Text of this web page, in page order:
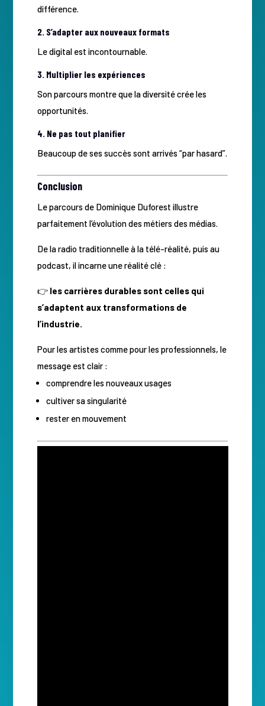
différence.
2. S’adapter aux nouveaux formats
Le digital est incontournable.
3. Multiplier les expériences
Son parcours montre que la diversité crée les
opportunités.
4. Ne pas tout planifier
Beaucoup de ses succès sont arrivés “par hasard”.
Conclusion
Le parcours de Dominique Duforest illustre
parfaitement l’évolution des métiers des médias.
De la radio traditionnelle à la télé-réalité, puis au
podcast, il incarne une réalité clé :
👉 les carrières durables sont celles qui
s’adaptent aux transformations de
l’industrie.
Pour les artistes comme pour les professionnels, le
message est clair :
comprendre les nouveaux usages
cultiver sa singularité
rester en mouvement